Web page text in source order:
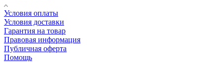
Условия оплаты
Условия доставки
Гарантия на товар
Правовая информация
Публичная оферта
Помощь